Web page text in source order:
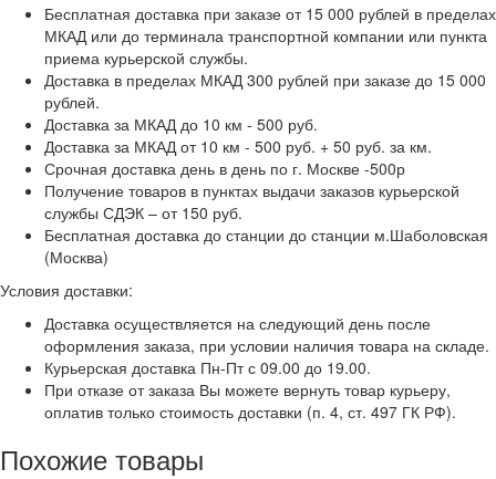
Бесплатная доставка при заказе от 15 000 рублей в пределах
МКАД или до терминала транспортной компании или пункта
приема курьерской службы.
Доставка в пределах МКАД 300 рублей при заказе до 15 000
рублей.
Доставка за МКАД до 10 км - 500 руб.
Доставка за МКАД от 10 км - 500 руб. + 50 руб. за км.
Срочная доставка день в день по г. Москве -500р
Получение товаров в пунктах выдачи заказов курьерской
службы СДЭК – от 150 руб.
Бесплатная доставка до станции до станции м.Шаболовская
(Москва)
Условия доставки:
Доставка осуществляется на следующий день после
оформления заказа, при условии наличия товара на складе.
Курьерская доставка Пн-Пт с 09.00 до 19.00.
При отказе от заказа Вы можете вернуть товар курьеру,
оплатив только стоимость доставки (п. 4, ст. 497 ГК РФ).
Похожие товары